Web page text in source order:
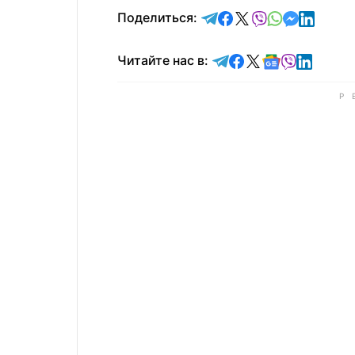
Поделиться: отправить в Telegram
поделиться в
поделиться в X
отправить в
отправить
Читайте нас в: Читайте в Telegram
Читайте в
Читайте в X
Читайте в
Читайте